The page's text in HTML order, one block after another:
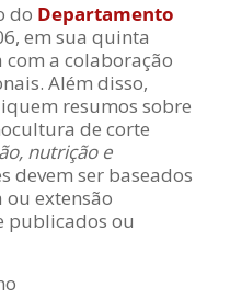
do Departamento
em sua quinta
com a colaboração
Além disso,
resumos sobre
de corte
nutrição e
devem ser baseados
extensão
publicados ou